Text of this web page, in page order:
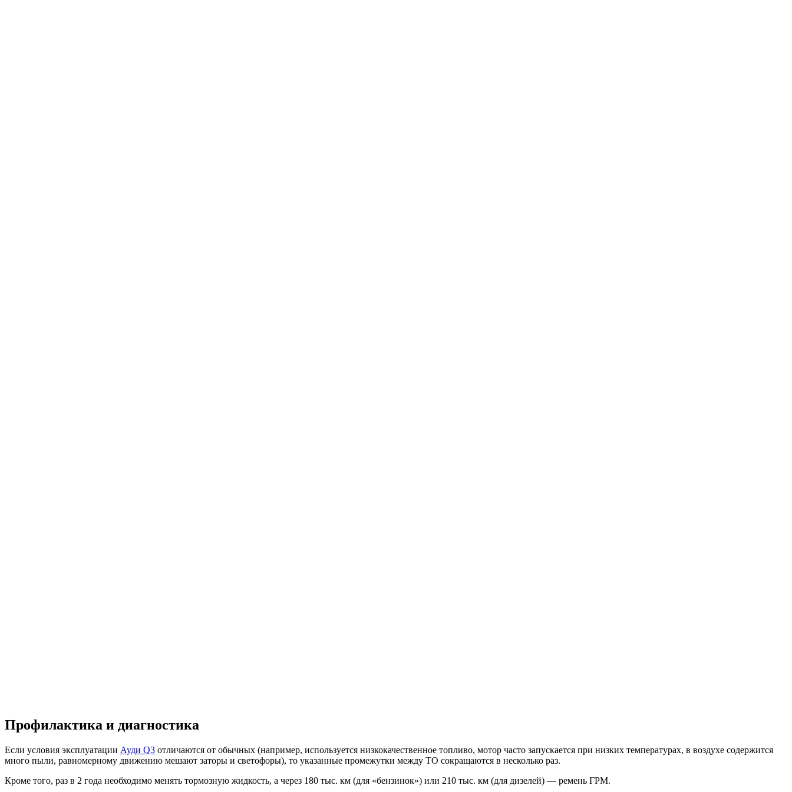
Профилактика и диагностика
Если условия эксплуатации Ауди Q3 отличаются от обычных (например, используется низкокачественное топливо, мотор часто запускается при низких температурах, в воздухе содержится
много пыли, равномерному движению мешают заторы и светофоры), то указанные промежутки между ТО сокращаются в несколько раз.
Кроме того, раз в 2 года необходимо менять тормозную жидкость, а через 180 тыс. км (для «бензинок») или 210 тыс. км (для дизелей) — ремень ГРМ.